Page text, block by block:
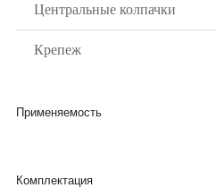
Центральные колпачки
Крепеж
Применяемость
Комплектация